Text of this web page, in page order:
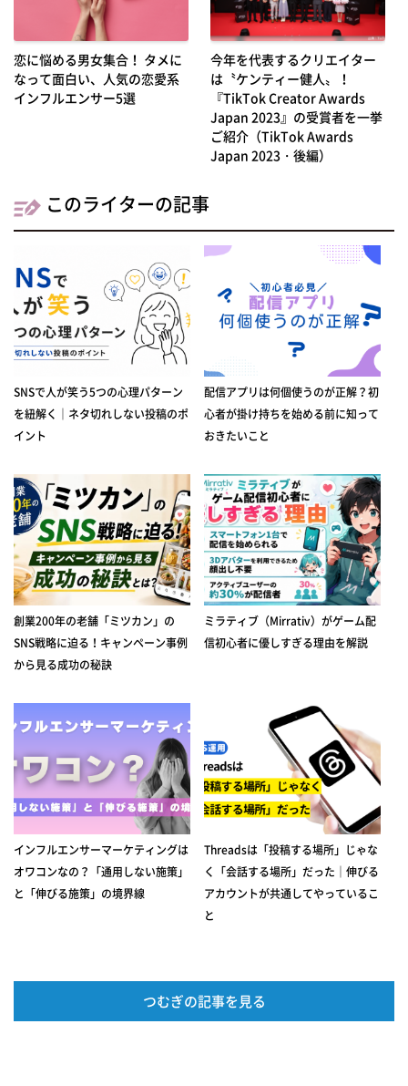
恋に悩める男女集合！ タメに
なって面白い、人気の恋愛系
インフルエンサー5選
今年を代表するクリエイター
は〝ケンティー健人〟！
『TikTok Creator Awards
Japan 2023』の受賞者を一挙
ご紹介（TikTok Awards
Japan 2023・後編）
このライターの記事
SNSで人が笑う5つの心理パターン
を紐解く｜ネタ切れしない投稿のポ
イント
配信アプリは何個使うのが正解？初
心者が掛け持ちを始める前に知って
おきたいこと
創業200年の老舗「ミツカン」の
SNS戦略に迫る！キャンペーン事例
から見る成功の秘訣
ミラティブ（Mirrativ）がゲーム配
信初心者に優しすぎる理由を解説
インフルエンサーマーケティングは
オワコンなの？「通用しない施策」
と「伸びる施策」の境界線
Threadsは「投稿する場所」じゃな
く「会話する場所」だった｜伸びる
アカウントが共通してやっているこ
と
つむぎの記事を見る